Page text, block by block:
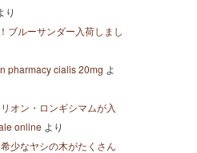
り
ブルーサンダー入荷しまし
pharmacy cialis 20mg よ
オン・ロンギシマムが入
online より
少なヤシの木がたくさん